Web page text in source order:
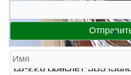
ср-22б Браслет 585